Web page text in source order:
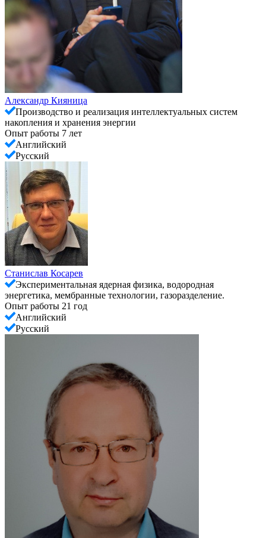
Александр Кияница
Производство и реализация интеллектуальных систем
накопления и хранения энергии
Опыт работы 7 лет
Английский
Русский
Станислав Косарев
Экспериментальная ядерная физика, водородная
энергетика, мембранные технологии, газоразделение.
Опыт работы 21 год
Английский
Русский